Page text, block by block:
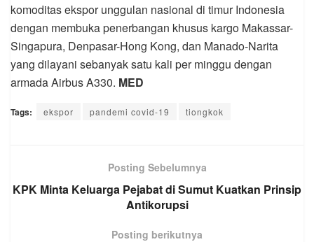
komoditas ekspor unggulan nasional di timur Indonesia
dengan membuka penerbangan khusus kargo Makassar-
Singapura, Denpasar-Hong Kong, dan Manado-Narita
yang dilayani sebanyak satu kali per minggu dengan
armada Airbus A330. MED
Tags: ekspor pandemi covid-19 tiongkok
Posting Sebelumnya
KPK Minta Keluarga Pejabat di Sumut Kuatkan Prinsip
Antikorupsi
Posting berikutnya